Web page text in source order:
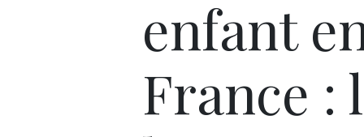
enfant
France :